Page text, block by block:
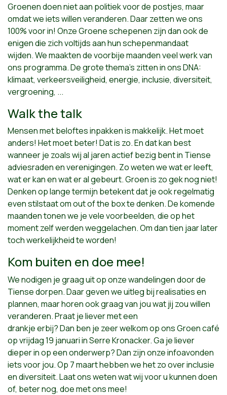
Groenen doen niet aan politiek voor de postjes, maar
omdat we iets willen veranderen. Daar zetten we ons
100% voor in! Onze Groene schepenen zijn dan ook de
enigen die zich voltijds aan hun schepenmandaat
wijden. We maakten de voorbije maanden veel werk van
ons programma. De grote thema's zitten in ons DNA:
klimaat, verkeersveiligheid, energie, inclusie, diversiteit,
vergroening, ...
Walk the talk
Mensen met beloftes inpakken is makkelijk. Het moet
anders! Het moet beter! Dat is zo. En dat kan best
wanneer je zoals wij al jaren actief bezig bent in Tiense
adviesraden en verenigingen. Zo weten we wat er leeft,
wat er kan en wat er al gebeurt. Groen is zo gek nog niet!
Denken op lange termijn betekent dat je ook regelmatig
even stilstaat om out of the box te denken. De komende
maanden tonen we je vele voorbeelden, die op het
moment zelf werden weggelachen. Om dan tien jaar later
toch werkelijkheid te worden!
Kom buiten en doe mee!
We nodigen je graag uit op onze wandelingen door de
Tiense dorpen. Daar geven we uitleg bij realisaties en
plannen, maar horen ook graag van jou wat jij zou willen
veranderen. Praat je liever met een
drankje erbij? Dan ben je zeer welkom op ons Groen café
op vrijdag 19 januari in Serre Kronacker. Ga je liever
dieper in op een onderwerp? Dan zijn onze infoavonden
iets voor jou. Op 7 maart hebben we het zo over inclusie
en diversiteit. Laat ons weten wat wij voor u kunnen doen
of, beter nog, doe met ons mee!